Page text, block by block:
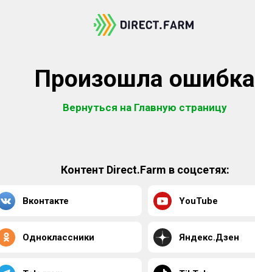
Произошла ошибка
Вернуться на Главную страницу
Контент Direct.Farm в соцсетях:
Вконтакте YouTube
Одноклассники Яндекс.Дзен